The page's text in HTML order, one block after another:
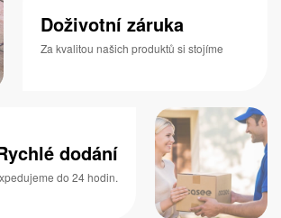
Doživotní záruka
Za kvalitou našich produktů si stojíme
dodání
do 24 hodin.